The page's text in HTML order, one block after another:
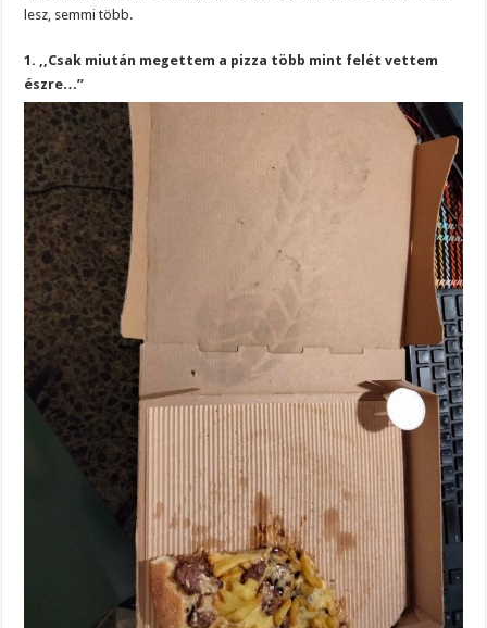
lesz, semmi több.
1. ,,Csak miután megettem a pizza több mint felét vettem
észre…”